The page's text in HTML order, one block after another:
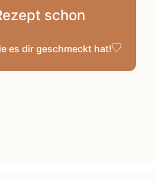
schon
es dir geschmeckt hat!